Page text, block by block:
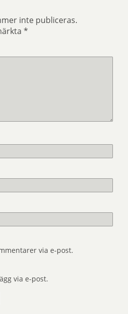
inte publiceras.
*
via e-post.
via e-post.